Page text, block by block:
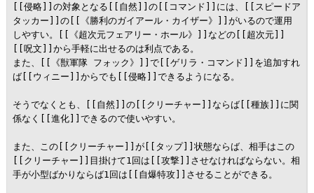
[[侵略]]の対象となる[[自然]]の[[コマンド]]には、[[スピードア
タッカー]]の[[《勝利のガイアール・カイザー》]]がいるので運用
しやすい。[[《超次元フェアリー・ホール》]]などの[[超次元]]
[[呪文]]から手軽に出せるのは利点である。
また、[[《獣軍隊 フォック》]]で[[ゲリラ・コマンド]]を追加すれ
ば[[ウィニー]]からでも[[侵略]]できるようになる。
そうでなくとも、[[自然]]の[[クリーチャー]]ならば[[種族]]に関
係なく[[進化]]できるので使いやすい。
また、この[[クリーチャー]]が[[タップ]]状態ならば、相手はこの
[[クリーチャー]]目掛けて1回は[[攻撃]]させなければならない。相
手が小型ばかりならば1回は[[自爆特攻]]させることができる。